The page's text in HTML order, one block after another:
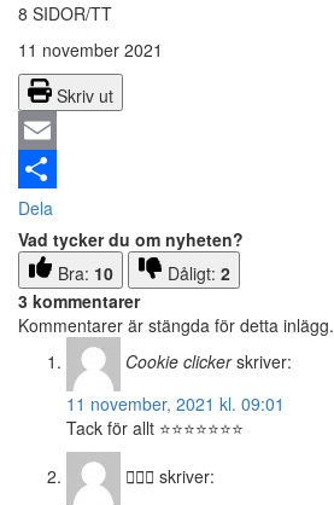
8 SIDOR/TT
11 november 2021
Skriv ut
Email
Dela
Vad tycker du om nyheten?
Bra: 10 Dåligt: 2
3 kommentarer
Kommentarer är stängda för detta inlägg.
Cookie clicker skriver:
11 november, 2021 kl. 09:01
Tack för allt ⭐️⭐️⭐️⭐️⭐️⭐️⭐️
👩🏻‍⚖️ skriver: